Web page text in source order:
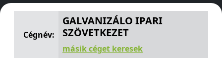
GALVANIZÁLO IPARI SZÖVETKEZETLuther Márton u 48
Cégnév:
GALVANIZÁLO IPARI
SZÖVETKEZET
másik céget keresek